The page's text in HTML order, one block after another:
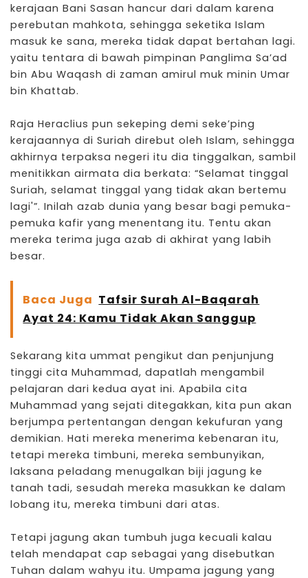
kerajaan Bani Sasan hancur dari dalam karena
perebutan mahkota, sehingga seketika Islam
masuk ke sana, mereka tidak dapat bertahan lagi.
yaitu tentara di bawah pimpinan Panglima Sa’ad
bin Abu Waqash di zaman amirul muk minin Umar
bin Khattab.
Raja Heraclius pun sekeping demi seke’ping
kerajaannya di Suriah direbut oleh Islam, sehingga
akhirnya terpaksa negeri itu dia tinggalkan, sambil
menitikkan airmata dia berkata: “Selamat tinggal
Suriah, selamat tinggal yang tidak akan bertemu
lagi'”. Inilah azab dunia yang besar bagi pemuka-
pemuka kafir yang menentang itu. Tentu akan
mereka terima juga azab di akhirat yang labih
besar.
Baca Juga Tafsir Surah Al-Baqarah
Ayat 24: Kamu Tidak Akan Sanggup
Sekarang kita ummat pengikut dan penjunjung
tinggi cita Muhammad, dapatlah mengambil
pelajaran dari kedua ayat ini. Apabila cita
Muhammad yang sejati ditegakkan, kita pun akan
berjumpa pertentangan dengan kekufuran yang
demikian. Hati mereka menerima kebenaran itu,
tetapi mereka timbuni, mereka sembunyikan,
laksana peladang menugalkan biji jagung ke
tanah tadi, sesudah mereka masukkan ke dalam
lobang itu, mereka timbuni dari atas.
Tetapi jagung akan tumbuh juga kecuali kalau
telah mendapat cap sebagai yang disebutkan
Tuhan dalam wahyu itu. Umpama jagung yang